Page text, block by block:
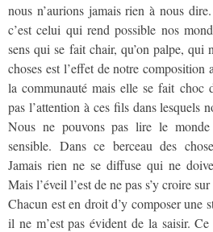
nous n’aurions jamais rien à nous
c’est celui qui rend possible nos
sens qui se fait chair, qu’on palpe, qui
choses est l’effet de notre
la communauté mais elle se fait choc
pas l’attention à ces fils dans lesquels
Nous ne pouvons pas lire le
sensible. Dans ce berceau des
Jamais rien ne se diffuse qui ne
Mais l’éveil l’est de ne pas s’y croire
Chacun est en droit d’y composer une
il ne m’est pas évident de la saisir.